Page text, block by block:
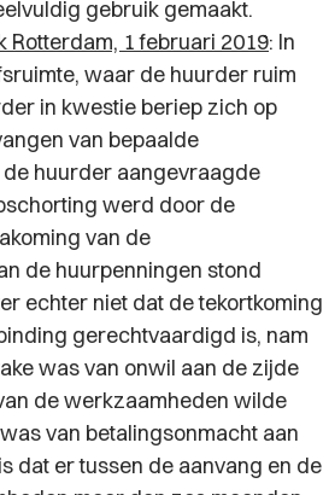
gebruik gemaakt.
Rotterdam, 1 februari 2019: In
waar de huurder ruim
in kwestie beriep zich op
van bepaalde
huurder aangevraagde
werd door de
van de
de huurpenningen stond
echter niet dat de tekortkoming
gerechtvaardigd is, nam
was van onwil aan de zijde
de werkzaamheden wilde
van betalingsonmacht aan
dat er tussen de aanvang en de